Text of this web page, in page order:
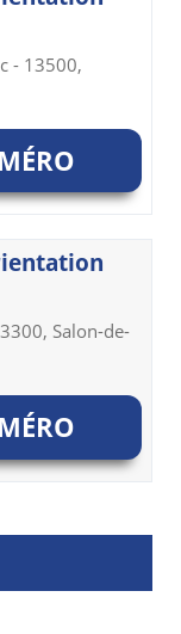
- 13500,
Salon-de-